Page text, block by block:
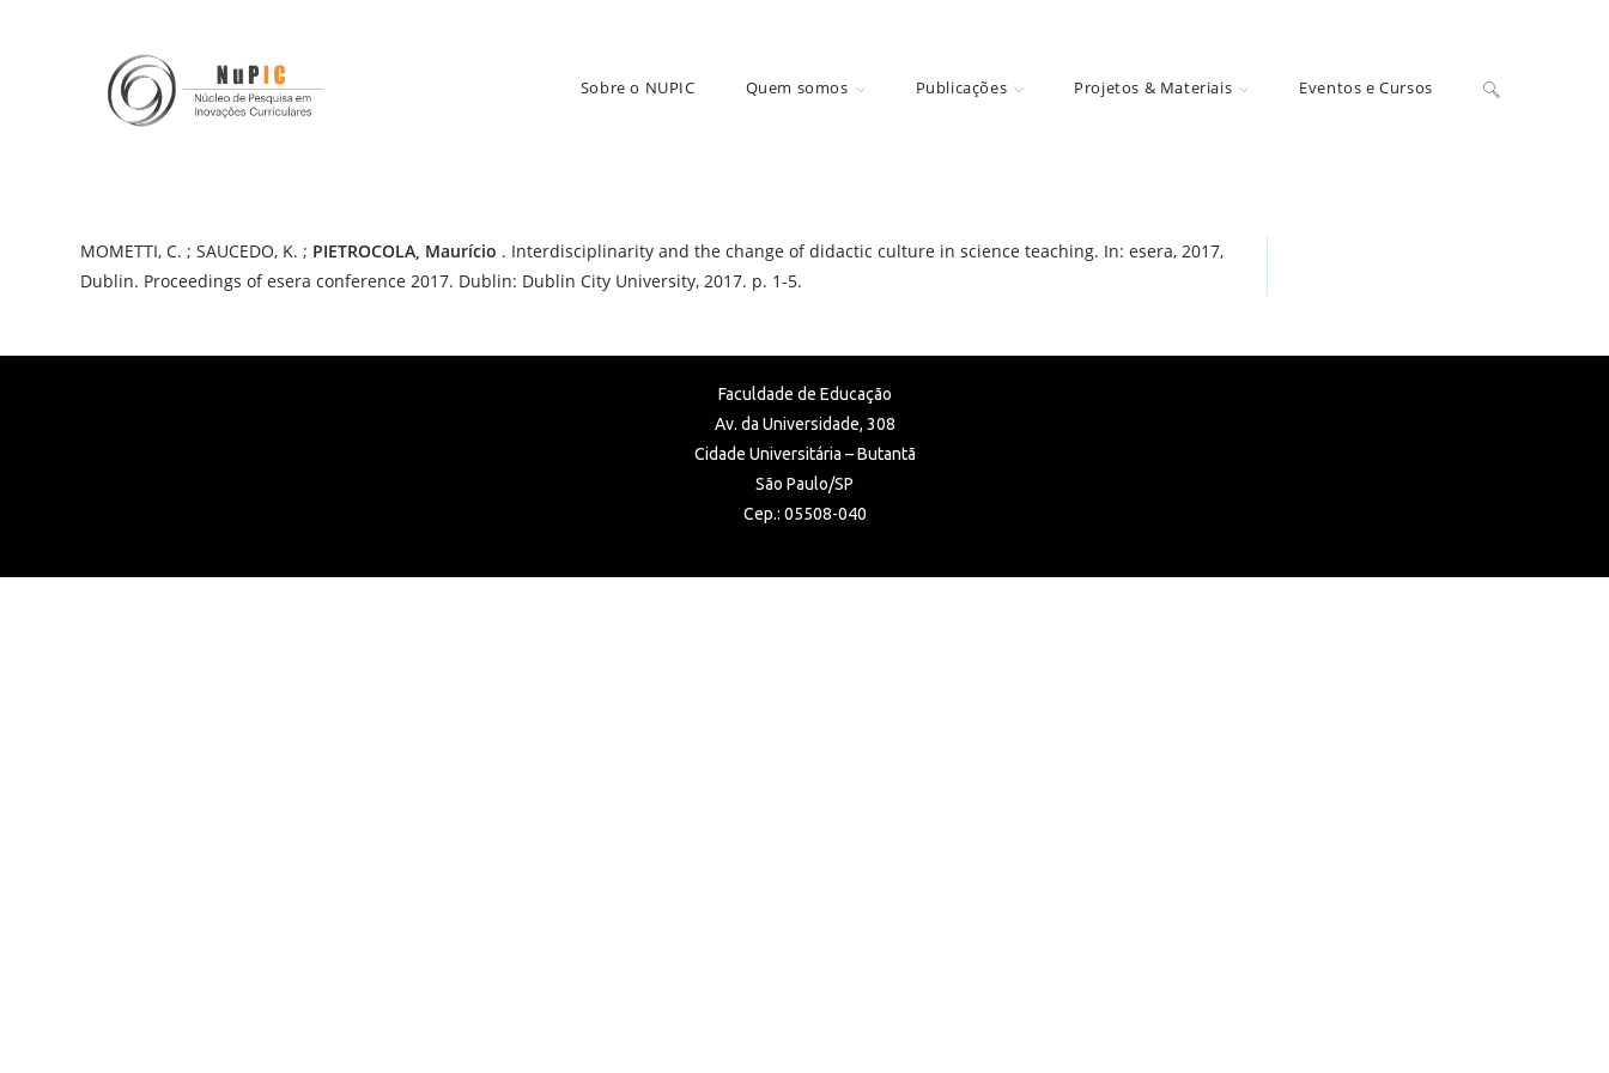
Sobre o NUPIC Quem somos Publicações Projetos & Materiais Eventos e Cursos
MOMETTI, C. ; SAUCEDO, K. ; PIETROCOLA, Maurício . Interdisciplinarity and the change of didactic culture in science teaching. In: esera, 2017,
Dublin. Proceedings of esera conference 2017. Dublin: Dublin City University, 2017. p. 1-5.
Faculdade de Educação
Av. da Universidade, 308
Cidade Universitária – Butantã
São Paulo/SP
Cep.: 05508-040